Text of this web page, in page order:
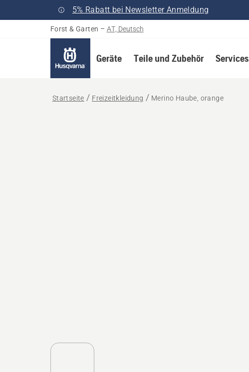
5% Rabatt bei Newsletter Anmeldung
Forst & Garten – AT, Deutsch
Geräte Teile und Zubehör Services
Startseite Freizeitkleidung Merino Haube, orange